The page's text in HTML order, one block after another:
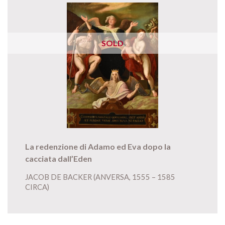
SOLD
La redenzione di Adamo ed Eva dopo la
cacciata dall’Eden
JACOB DE BACKER (ANVERSA, 1555 – 1585
CIRCA)